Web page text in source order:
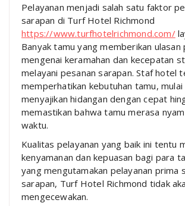
Pelayanan menjadi salah satu faktor
sarapan di Turf Hotel Richmond
https://www.turfhotelrichmond.com/
Banyak tamu yang memberikan
mengenai keramahan dan kecepatan
melayani pesanan sarapan. Staf hotel
memperhatikan kebutuhan tamu, mulai
menyajikan hidangan dengan cepat
memastikan bahwa tamu merasa
waktu.
Kualitas pelayanan yang baik ini tentu
kenyamanan dan kepuasan bagi para
yang mengutamakan pelayanan prima
sarapan, Turf Hotel Richmond tidak
mengecewakan.